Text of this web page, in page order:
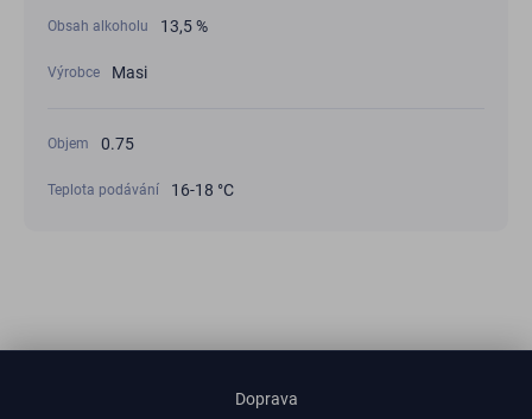
Obsah alkoholu 13,5 %
Výrobce Masi
Objem 0.75
Teplota podávání 16-18 °C
Doprava